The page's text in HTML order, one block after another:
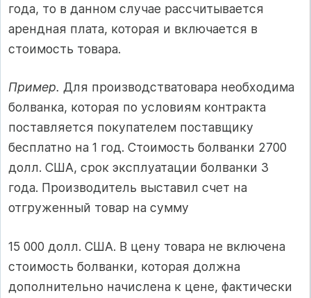
года, то в данном случае рассчитывается
арендная плата, которая и включается в
стоимость товара.
Пример. Для производстватовара необходима
болванка, которая по условиям контракта
поставляется покупателем поставщику
бесплатно на 1 год. Стоимость болванки 2700
долл. США, срок эксплуатации болванки 3
года. Производитель выставил счет на
отгруженный товар на сумму
15 000 долл. США. В цену товара не включена
стоимость болванки, которая должна
дополнительно начислена к цене, фактически